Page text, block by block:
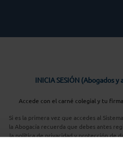
INICIA SESIÓN (Abogados y
Accede con el carné colegial y tu
Si es la primera vez que accedes al
la Abogacía recuerda que debes antes
la política de privacidad y protección de